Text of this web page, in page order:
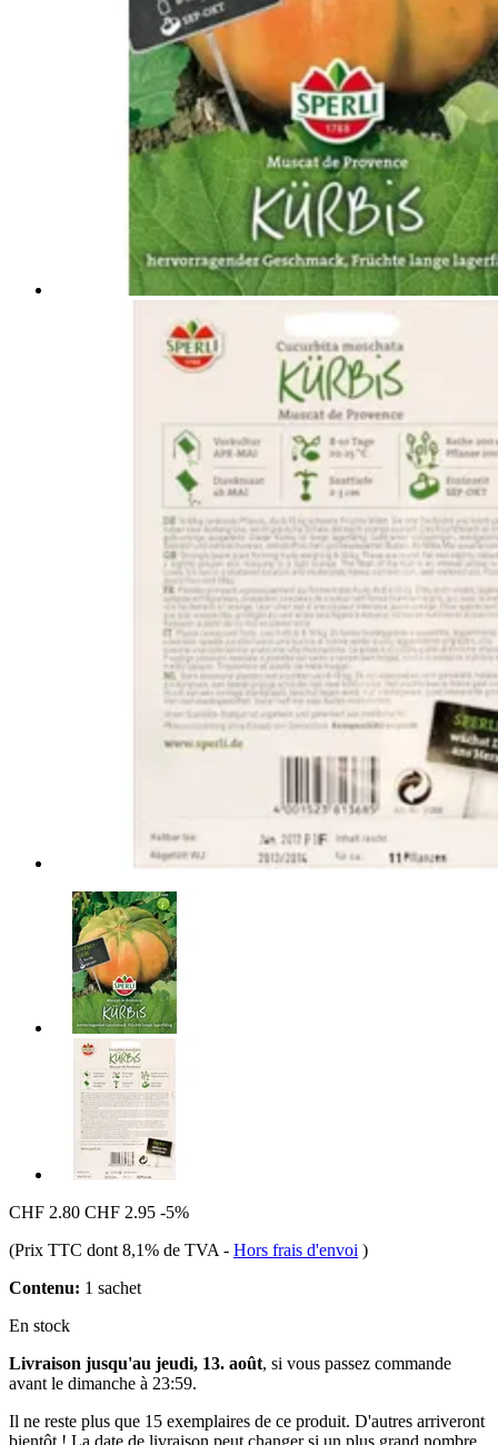
CHF 2.80 CHF 2.95 -5%
(Prix TTC dont 8,1% de TVA - Hors frais d'envoi )
Contenu: 1 sachet
En stock
Livraison jusqu'au jeudi, 13. août, si vous passez commande
avant le dimanche à 23:59.
Il ne reste plus que 15 exemplaires de ce produit. D'autres arriveront
bientôt ! La date de livraison peut changer si un plus grand nombre